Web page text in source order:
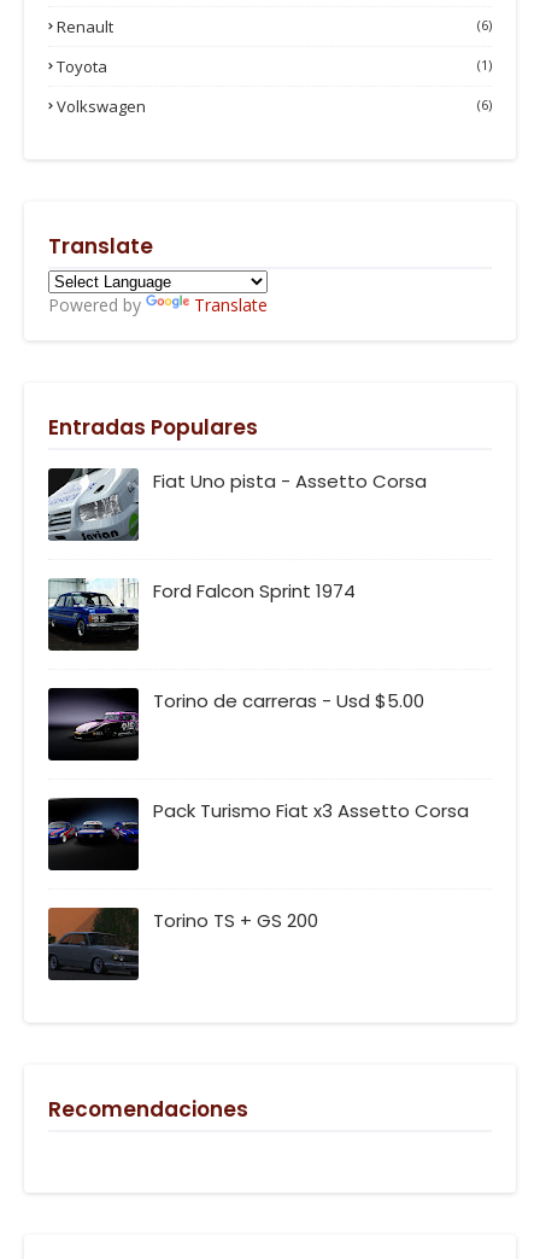
Renault (6)
Toyota (1)
Volkswagen (6)
Translate
Powered by Translate
Entradas Populares
Fiat Uno pista - Assetto Corsa
Ford Falcon Sprint 1974
Torino de carreras - Usd $5.00
Pack Turismo Fiat x3 Assetto Corsa
Torino TS + GS 200
Recomendaciones